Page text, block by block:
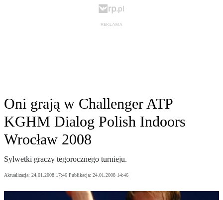
Oni grają w Challenger ATP
KGHM Dialog Polish Indoors
Wrocław 2008
Sylwetki graczy tegorocznego turnieju.
Aktualizacja: 24.01.2008 17:46 Publikacja: 24.01.2008 14:46